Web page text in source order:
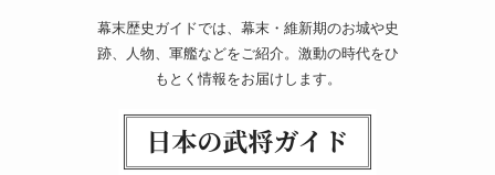
幕末歴史ガイドでは、幕末・維新期のお城や史
跡、人物、軍艦などをご紹介。激動の時代をひ
もとく情報をお届けします。